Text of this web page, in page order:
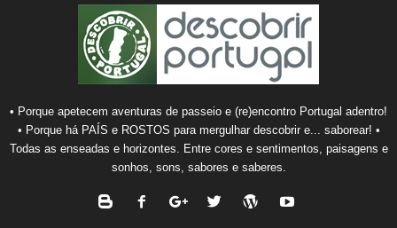
• Porque apetecem aventuras de passeio e (re)encontro Portugal adentro!
• Porque há PAÍS e ROSTOS para mergulhar descobrir e... saborear! •
Todas as enseadas e horizontes. Entre cores e sentimentos, paisagens e
sonhos, sons, sabores e saberes.